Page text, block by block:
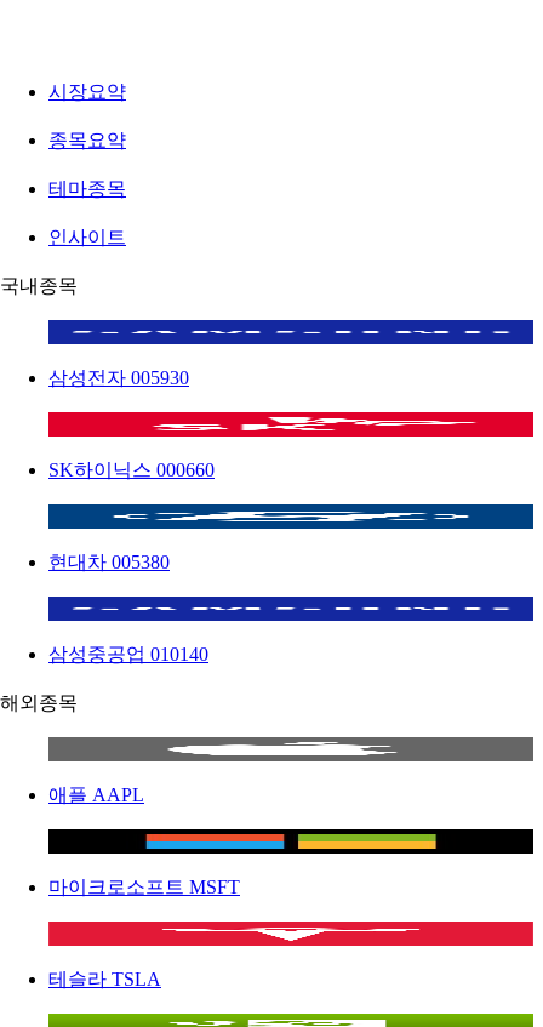
시장요약
종목요약
테마종목
인사이트
국내종목
삼성전자 005930
SK하이닉스 000660
현대차 005380
삼성중공업 010140
해외종목
애플 AAPL
마이크로소프트 MSFT
테슬라 TSLA